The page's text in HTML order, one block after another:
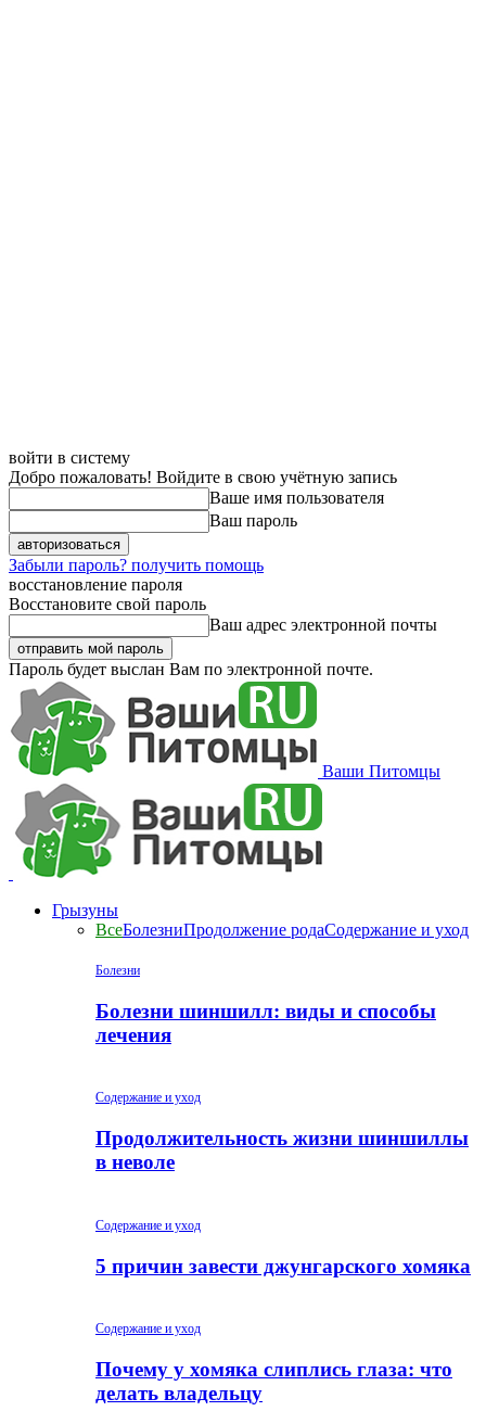
войти в систему
Добро пожаловать! Войдите в свою учётную запись
Ваше имя пользователя
Ваш пароль
Забыли пароль? получить помощь
восстановление пароля
Восстановите свой пароль
Ваш адрес электронной почты
Пароль будет выслан Вам по электронной почте.
Ваши Питомцы
Грызуны
ВсеБолезниПродолжение родаСодержание и уход
Болезни
Болезни шиншилл: виды и способы
лечения
Содержание и уход
Продолжительность жизни шиншиллы
в неволе
Содержание и уход
5 причин завести джунгарского хомяка
Содержание и уход
Почему у хомяка слиплись глаза: что
делать владельцу